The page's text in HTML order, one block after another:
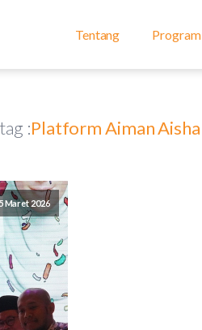
Tentang Program
:Platform Aiman Aisha
5 Maret 2026